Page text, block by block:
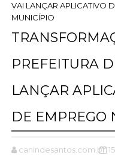
VAI LANÇAR APLICATIVO
MUNICÍPIO
PREFEITURA
LANÇAR
DE EMPREGO
canindesantos.com.br